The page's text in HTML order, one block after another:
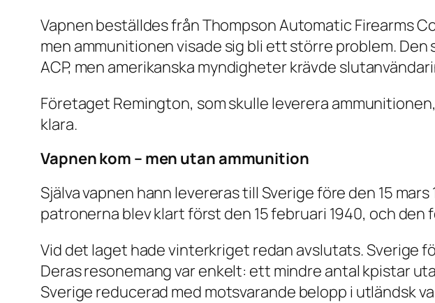
Vapnen beställdes från Thompson Automatic Firearms
men ammunitionen visade sig bli ett större problem.
ACP, men amerikanska myndigheter krävde
Företaget Remington, som skulle leverera
klara.
Vapnen kom – men utan ammunition
Själva vapnen hann levereras till Sverige före den 15
patronerna blev klart först den 15 februari 1940, och
Vid det laget hade vinterkriget redan avslutats. Sverige
Deras resonemang var enkelt: ett mindre antal kpistar
Sverige reducerad med motsvarande belopp i utländsk